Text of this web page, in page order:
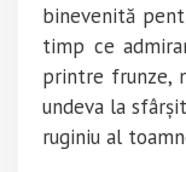
binevenită
timp ce
printre frunze,
undeva la
ruginiu al